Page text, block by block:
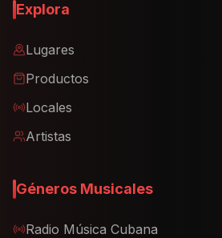
Explora
Lugares
Productos
Locales
Artistas
Géneros Musicales
Radio Música Cubana